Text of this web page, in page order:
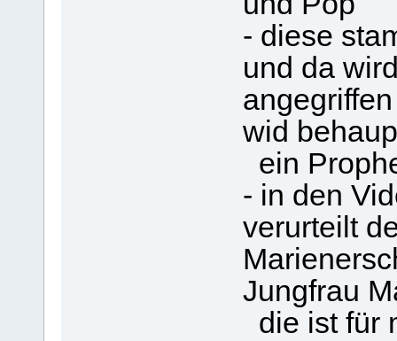
- diese
und da
wid
ein
- in den
verurteilt
Jungfrau
die ist für